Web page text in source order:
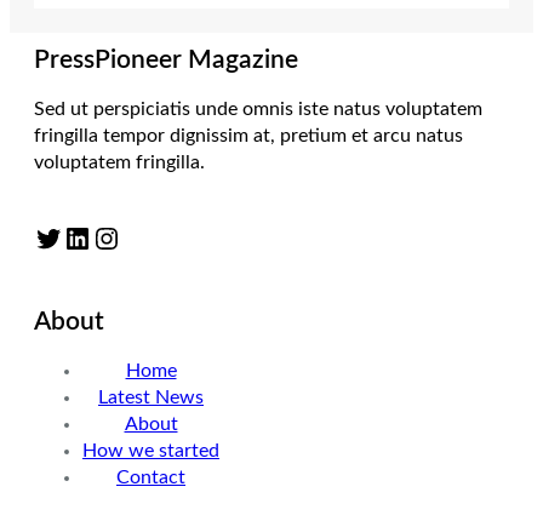
PressPioneer Magazine
Sed ut perspiciatis unde omnis iste natus voluptatem
fringilla tempor dignissim at, pretium et arcu natus
voluptatem fringilla.
Twitter LinkedIn Instagram
About
Home
Latest News
About
How we started
Contact